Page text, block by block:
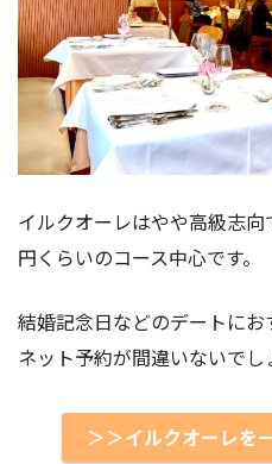
イルクオーレはやや高級志
円くらいのコース中心です。
結婚記念日などのデートに
ネット予約が間違いないでし
＞＞イルクオーレを